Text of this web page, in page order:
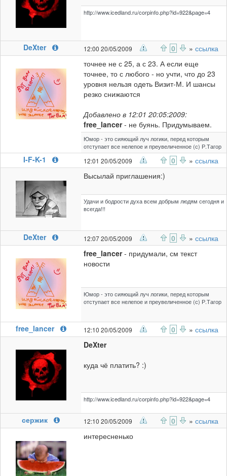
http://www.icedland.ru/corpinfo.php?id=922&page=4
DeXter 12:00 20/05/2009 0 » ссылка
точнее не с 25, а с 23. А если еще
точнее, то с любого - но учти, что до 23
уровня нельзя одеть Визит-М. И шансы
резко снижаются
Добавлено в 12:01 20:05:2009:
free_lancer- не буянь. Придумываем.
Юмор - это сияющий луч логики, перед которым
отступает все нелепое и преувеличенное (с) Р.Тагор
I-F-K-1 12:01 20/05/2009 0 » ссылка
Высылай приглашения:)
Удачи и бодрости духа всем добрым людям сегодня и
всегда!!!
DeXter 12:07 20/05/2009 0 » ссылка
free_lancer- придумали, см текст
новости
Юмор - это сияющий луч логики, перед которым
отступает все нелепое и преувеличенное (с) Р.Тагор
free_lancer 12:10 20/05/2009 0 » ссылка
DeXter
куда чё платить? :)
http://www.icedland.ru/corpinfo.php?id=922&page=4
сержик 12:10 20/05/2009 0 » ссылка
интересненько